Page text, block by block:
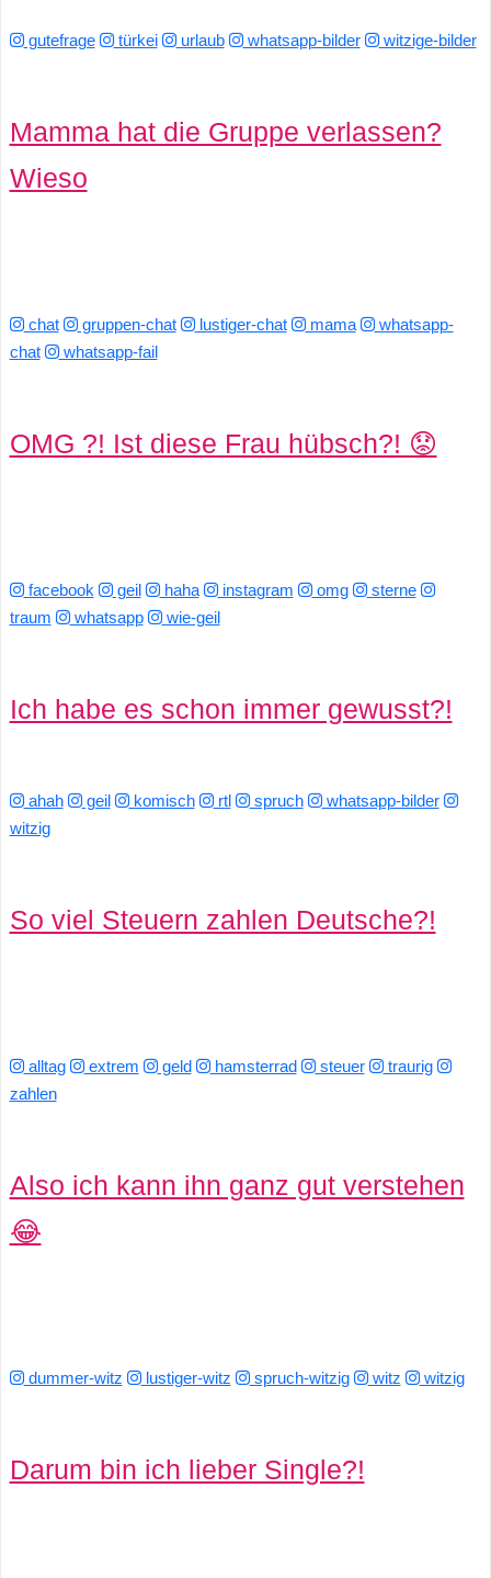
gutefrage türkei urlaub whatsapp-bilder witzige-bilder
Mamma hat die Gruppe verlassen?
Wieso
chat gruppen-chat lustiger-chat mama
whatsapp-
chat
whatsapp-fail
OMG ?! Ist diese Frau hübsch?! 😟
facebook geil haha instagram omg
sterne
traum
whatsapp wie-geil
Ich habe es schon immer gewusst?!
ahah geil komisch rtl spruch
whatsapp-bilder
witzig
So viel Steuern zahlen Deutsche?!
alltag extrem geld hamsterrad steuer
traurig
zahlen
Also ich kann ihn ganz gut verstehen
😂
dummer-witz lustiger-witz spruch-witzig witz witzig
Darum bin ich lieber Single?!